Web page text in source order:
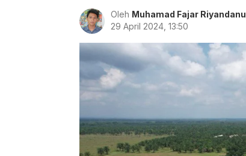
Oleh Muhamad Fajar Riyandanu
29 April 2024, 13:50